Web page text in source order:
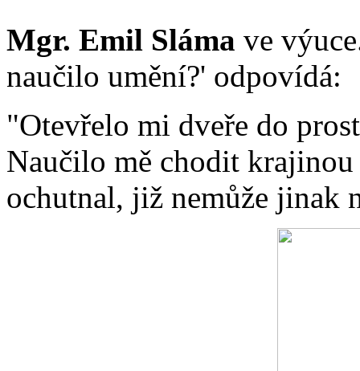
Mgr. Emil Sláma ve
naučilo umění?' odpovídá:
"Otevřelo mi dveře do
Naučilo mě chodit
ochutnal, již nemůže jinak